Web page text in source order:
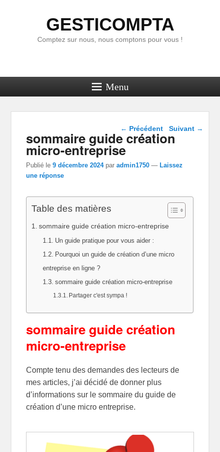
GESTICOMPTA
Comptez sur nous, nous comptons pour vous !
Menu
Navigation dans les
← Précédent Suivant →
sommaire guide création
micro-entreprise
Publié le9 décembre 2024 paradmin1750 —Laissez
une réponse
Table des matières
sommaire guide création micro-entreprise
Un guide pratique pour vous aider :
Pourquoi un guide de création d’une micro
entreprise en ligne ?
sommaire guide création micro-entreprise
Partager c'est sympa !
sommaire guide création
micro-entreprise
Compte tenu des demandes des lecteurs de
mes articles, j’ai décidé de donner plus
d’informations sur le sommaire du guide de
création d’une micro entreprise.